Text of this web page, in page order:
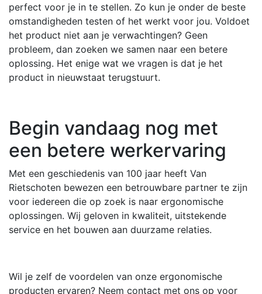
perfect voor je in te stellen. Zo kun je onder de beste
omstandigheden testen of het werkt voor jou. Voldoet
het product niet aan je verwachtingen? Geen
probleem, dan zoeken we samen naar een betere
oplossing. Het enige wat we vragen is dat je het
product in nieuwstaat terugstuurt.
Begin vandaag nog met
een betere werkervaring
Met een geschiedenis van 100 jaar heeft Van
Rietschoten bewezen een betrouwbare partner te zijn
voor iedereen die op zoek is naar ergonomische
oplossingen. Wij geloven in kwaliteit, uitstekende
service en het bouwen aan duurzame relaties.
Wil je zelf de voordelen van onze ergonomische
producten ervaren? Neem contact met ons op voor